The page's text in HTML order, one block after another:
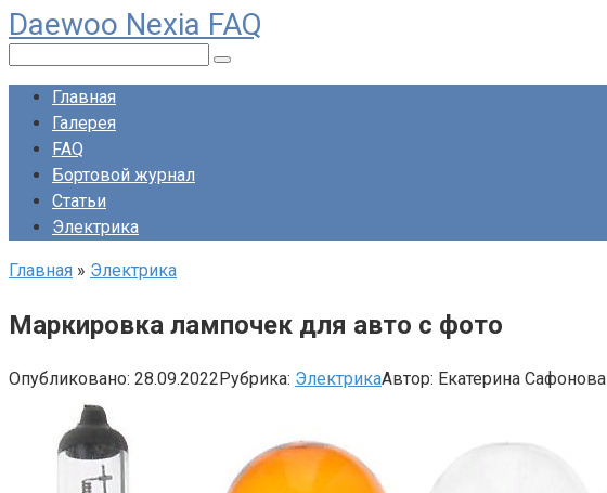
Перейти
к
контенту
Daewoo Nexia FAQ
Главная
Галерея
FAQ
Бортовой журнал
Статьи
Электрика
Главная » Электрика
Маркировка лампочек для авто с фото
Опубликовано: 28.09.2022Рубрика: ЭлектрикаАвтор: Екатерина Сафонова